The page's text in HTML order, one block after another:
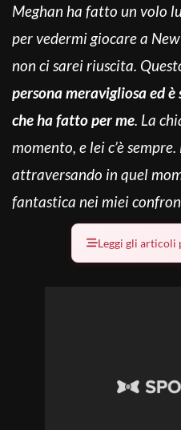
Meghan ha fatto un volo
per vedermi giocare a
non ci sarei riuscita.
persona meravigliosa ed
che ha fatto per me. La
momento, e lei c’è
attraversando in quel
fantastica nei miei
Leggi gli articoli